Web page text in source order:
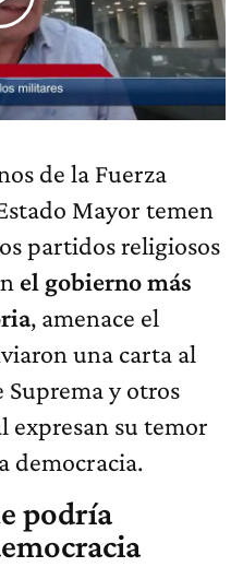
de la Fuerza
Mayor temen
partidos religiosos
el gobierno más
, amenace el
una carta al
y otros
expresan su temor
democracia.
podría